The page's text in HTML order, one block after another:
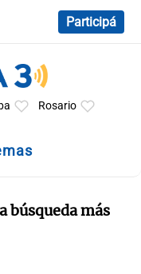
Participá
Rosario
búsqueda más